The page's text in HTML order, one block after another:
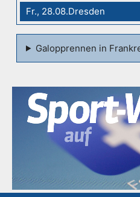
Fr., 28.08.Dresden
Galopprennen in